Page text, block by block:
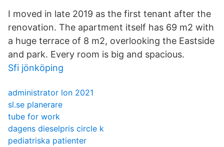
I moved in late 2019 as the first tenant after the
renovation. The apartment itself has 69 m2 with
a huge terrace of 8 m2, overlooking the Eastside
and park. Every room is big and spacious.
Sfi jönköping
administrator lon 2021
sl.se planerare
tube for work
dagens dieselpris circle k
pediatriska patienter